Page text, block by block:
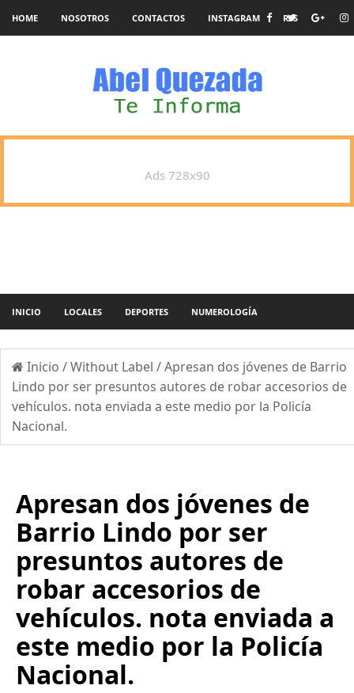
HOME NOSOTROS CONTACTOS INSTAGRAM RSS
Ads 728x90
INICIO LOCALES DEPORTES NUMEROLOGÍA
Inicio /Without Label /Apresan dos jóvenes de Barrio
Lindo por ser presuntos autores de robar accesorios de
vehículos. nota enviada a este medio por la Policía
Nacional.
Apresan dos jóvenes de
Barrio Lindo por ser
presuntos autores de
robar accesorios de
vehículos. nota enviada a
este medio por la Policía
Nacional.